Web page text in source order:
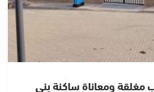
مغلقة ومعاناة ساكنة بني